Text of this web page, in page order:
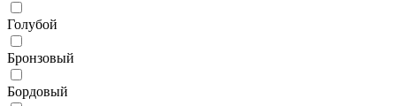
Голубой
Бронзовый
Бордовый